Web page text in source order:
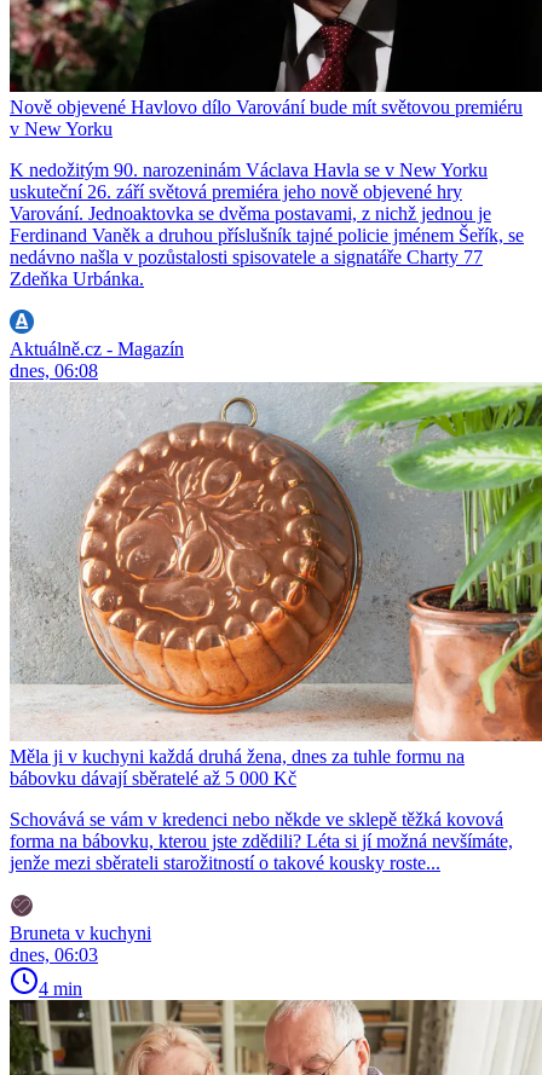
Nově objevené Havlovo dílo Varování bude mít světovou premiéru
v New Yorku
K nedožitým 90. narozeninám Václava Havla se v New Yorku
uskuteční 26. září světová premiéra jeho nově objevené hry
Varování. Jednoaktovka se dvěma postavami, z nichž jednou je
Ferdinand Vaněk a druhou příslušník tajné policie jménem Šeřík, se
nedávno našla v pozůstalosti spisovatele a signatáře Charty 77
Zdeňka Urbánka.
Aktuálně.cz - Magazín
dnes, 06:08
Měla ji v kuchyni každá druhá žena, dnes za tuhle formu na
bábovku dávají sběratelé až 5 000 Kč
Schovává se vám v kredenci nebo někde ve sklepě těžká kovová
forma na bábovku, kterou jste zdědili? Léta si jí možná nevšímáte,
jenže mezi sběrateli starožitností o takové kousky roste...
Bruneta v kuchyni
dnes, 06:03
4 min